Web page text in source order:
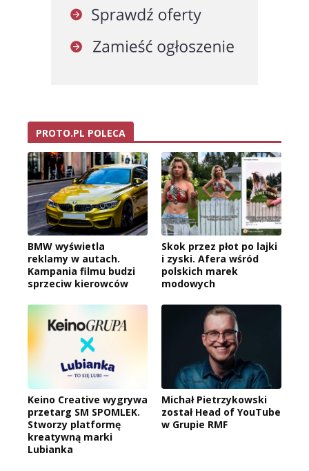
PROTO.PL POLECA
BMW wyświetla
reklamy w autach.
Kampania filmu budzi
sprzeciw kierowców
Skok przez płot po lajki
i zyski. Afera wśród
polskich marek
modowych
Keino Creative wygrywa
przetarg SM SPOMLEK.
Stworzy platformę
kreatywną marki
Lubianka
Michał Pietrzykowski
został Head of YouTube
w Grupie RMF